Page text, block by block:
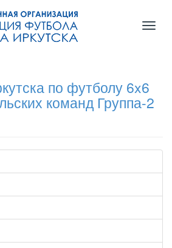
по футболу 6x6
команд Группа-2